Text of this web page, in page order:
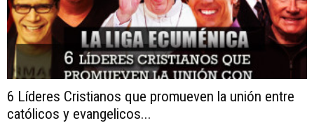
6 Líderes Cristianos que promueven la unión entre
católicos y evangelicos...